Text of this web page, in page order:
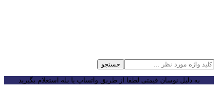
جستجو
به دلیل نوسان قیمتی لطفا از طریق واتساپ یا بله استعلام بگیرید